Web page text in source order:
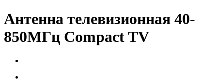
Антенна телевизионная 40-
850МГц Compact TV